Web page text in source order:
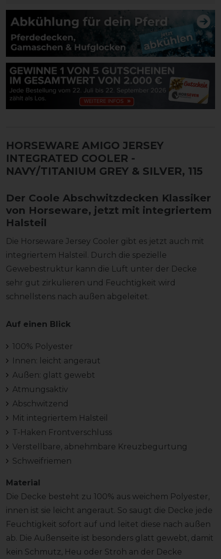
HORSEWARE AMIGO JERSEY
INTEGRATED COOLER -
NAVY/TITANIUM GREY & SILVER, 115
Der Coole Abschwitzdecken Klassiker
von Horseware, jetzt mit integriertem
Halsteil
Die Horseware Jersey Cooler gibt es jetzt auch mit
integriertem Halsteil. Durch die spezielle
Gewebestruktur kann die Luft unter der Decke
sehr gut zirkulieren und Feuchtigkeit wird
schnellstens nach außen abgeleitet.
Auf einen Blick
100% Polyester
Innen: leicht angeraut
Außen: glatt gewebt
Atmungsaktiv
Abschwitzend
Mit integriertem Halsteil
T-Haken Frontverschluss
Verstellbare, abnehmbare Kreuzbegurtung
Schweifriemen
Material
Die Decke besteht zu 100% aus weichem Polyester,
innen ist sie leicht angeraut. So saugt die Decke jede
Feuchtigkeit sofort auf und leitet diese nach außen
ab. Die Außenseite ist besonders glatt gewebt, damit
kein Schmutz, Heu oder Stroh an der Decke